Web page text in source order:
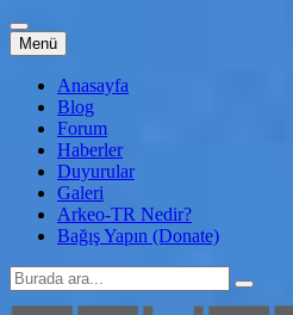
Menü İçeriğe
atla
Anasayfa
Blog
Forum
Haberler
Duyurular
Galeri
Arkeo-TR Nedir?
Bağış Yapın (Donate)
Arama: